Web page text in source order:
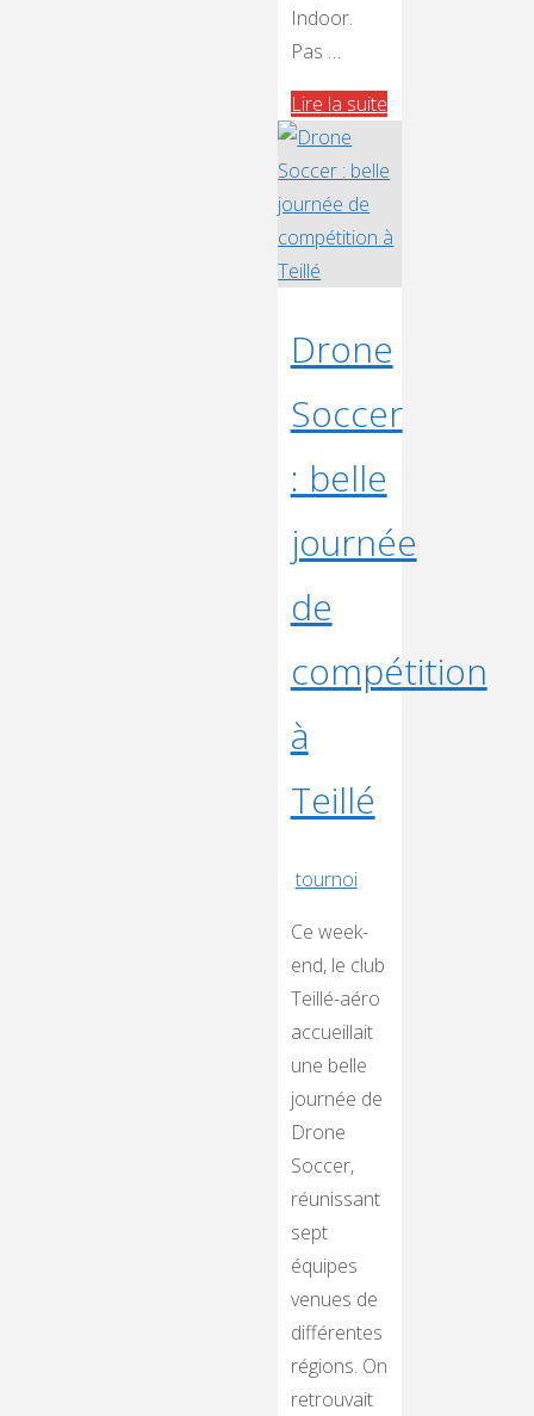
Indoor.
Pas …
Lire la suite"RÉCAP
DU
DU
SOCCER
À
SHANGHAI
2025"
Drone
Soccer
: belle
journée
de
compétition
à
Teillé
tournoi
Ce week-
end, le club
Teillé-aéro
accueillait
une belle
journée de
Drone
Soccer,
réunissant
sept
équipes
venues de
différentes
régions. On
retrouvait